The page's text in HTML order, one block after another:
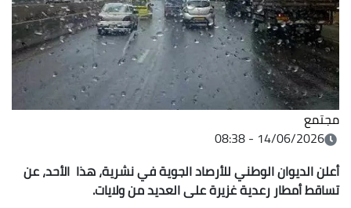
مجتمع
14/06/2026 - 08:38
أعلن الديوان الوطني للأرصاد الجوية في نشرية، هذا الأحد، عن
تساقط أمطار رعدية غزيرة على العديد من ولايات.